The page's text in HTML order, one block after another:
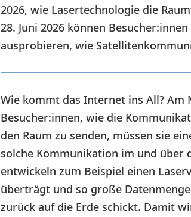
2026, wie Lasertechnologie die
28. Juni 2026 können
ausprobieren, wie
Wie kommt das Internet ins All? Am
Besucher:innen, wie die
den Raum zu senden, müssen sie
solche Kommunikation im und über
entwickeln zum Beispiel einen
überträgt und so große
zurück auf die Erde schickt. Damit